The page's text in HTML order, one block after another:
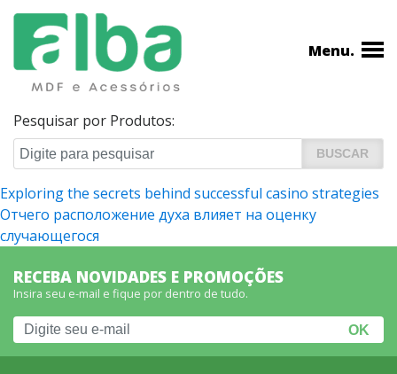
Pesquisar por Produtos:
Menu.
Navegação
de
Post
Exploring the secrets behind successful casino strategies
Отчего расположение духа влияет на оценку
случающегося
RECEBA NOVIDADES E PROMOÇÕES
Insira seu e-mail e fique por dentro de tudo.